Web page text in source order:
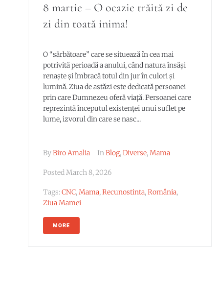
8 martie – O ocazie trăită zi de
zi din toată inima!
O “sărbătoare” care se situează în cea mai
potrivită perioadă a anului, când natura însăși
renaște și îmbracă totul din jur în culori și
lumină. Ziua de astăzi este dedicată persoanei
prin care Dumnezeu oferă viață. Persoanei care
reprezintă începutul existenței unui suflet pe
lume, izvorul din care se nasc...
ByBiro Amalia InBlog,Diverse,Mama
PostedMarch 8, 2026
Tags:CNC,Mama,Recunostinta,România,
Ziua Mamei
MORE